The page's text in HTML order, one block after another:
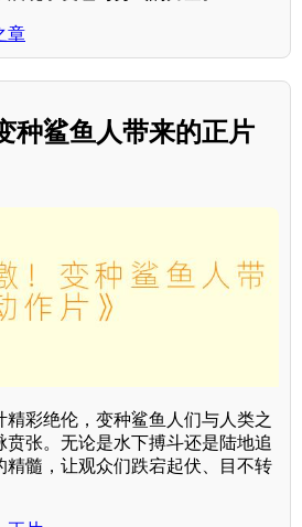
章
种鲨鱼人带来的正片
彩绝伦，变种鲨鱼人们与人类之
贲张。无论是水下搏斗还是陆地追
精髓，让观众们跌宕起伏、目不转